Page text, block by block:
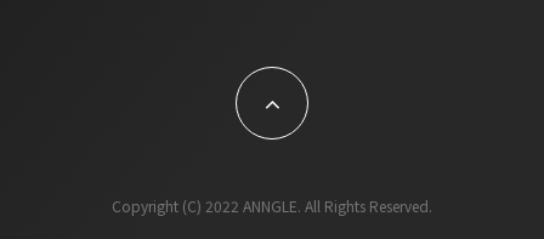
Copyright (C) 2022 ANNGLE. All Rights Reserved.